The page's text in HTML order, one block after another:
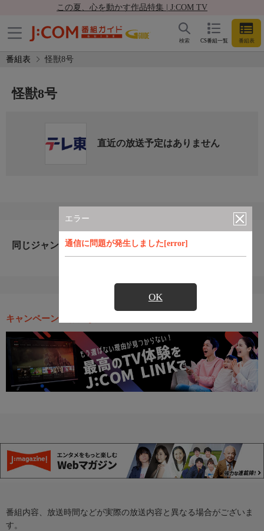
この夏、心を動かす作品特集 | J:COM TV
CS番組一覧 番組表
検索
番組表 怪獣8号
エラー
通信に問題が発生しました[error]
OK
怪獣8号
直近の放送予定はありません
同じジャンルのおすすめ番組
キャンペーン・お得な情報
番組内容、放送時間などが実際の放送内容と異なる場合がございま
す。